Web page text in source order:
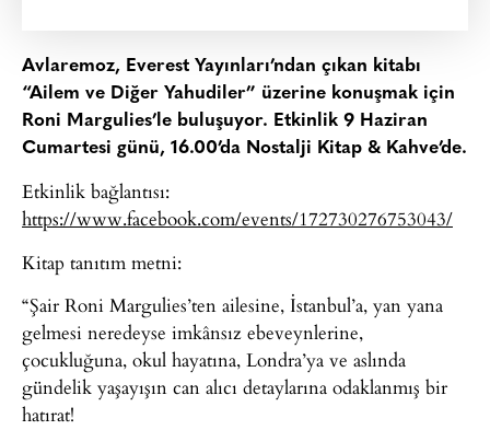
Avlaremoz, Everest Yayınları’ndan çıkan kitabı
“Ailem ve Diğer Yahudiler” üzerine konuşmak için
Roni Margulies’le buluşuyor. Etkinlik 9 Haziran
Cumartesi günü, 16.00’da Nostalji Kitap & Kahve’de.
Etkinlik bağlantısı:
https://www.facebook.com/events/172730276753043/
Kitap tanıtım metni:
“Şair Roni Margulies’ten ailesine, İstanbul’a, yan yana
gelmesi neredeyse imkânsız ebeveynlerine,
çocukluğuna, okul hayatına, Londra’ya ve aslında
gündelik yaşayışın can alıcı detaylarına odaklanmış bir
hatırat!